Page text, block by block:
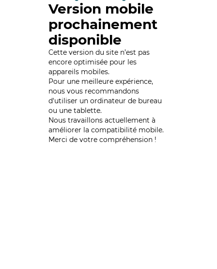
Version mobile
prochainement
disponible
Cette version du site n’est pas
encore optimisée pour les
appareils mobiles.
Pour une meilleure expérience,
nous vous recommandons
d'utiliser un ordinateur de bureau
ou une tablette.
Nous travaillons actuellement à
améliorer la compatibilité mobile.
Merci de votre compréhension !